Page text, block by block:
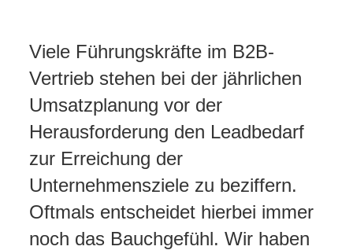
Viele Führungskräfte im B2B-
Vertrieb stehen bei der jährlichen
Umsatzplanung vor der
Herausforderung den Leadbedarf
zur Erreichung der
Unternehmensziele zu beziffern.
Oftmals entscheidet hierbei immer
noch das Bauchgefühl. Wir haben